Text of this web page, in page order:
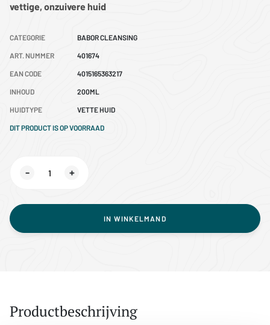
vettige, onzuivere huid
CATEGORIE BABOR CLEANSING
ART. NUMMER 401674
EAN CODE 4015165363217
INHOUD 200ML
HUIDTYPE VETTE HUID
DIT PRODUCT IS OP VOORRAAD
- +
IN WINKELMAND
Productbeschrijving